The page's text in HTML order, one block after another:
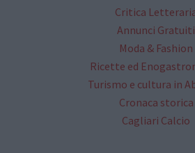
Critica
Annunci Gratuiti
Moda & Fashion
Ricette ed
Turismo e cultura in
Cronaca storica
Cagliari Calcio